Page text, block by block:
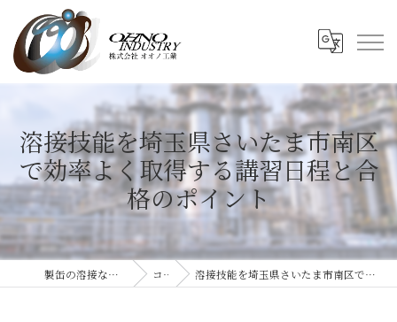
溶接技能を埼玉県さいたま市南区
で効率よく取得する講習日程と合
格のポイント
製缶の溶接なら株式会社オオノ工業 コラム 溶接技能を埼玉県さいたま市南区で効率よく取得する講習日程と合格のポイント